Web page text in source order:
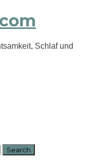
Schlaf und